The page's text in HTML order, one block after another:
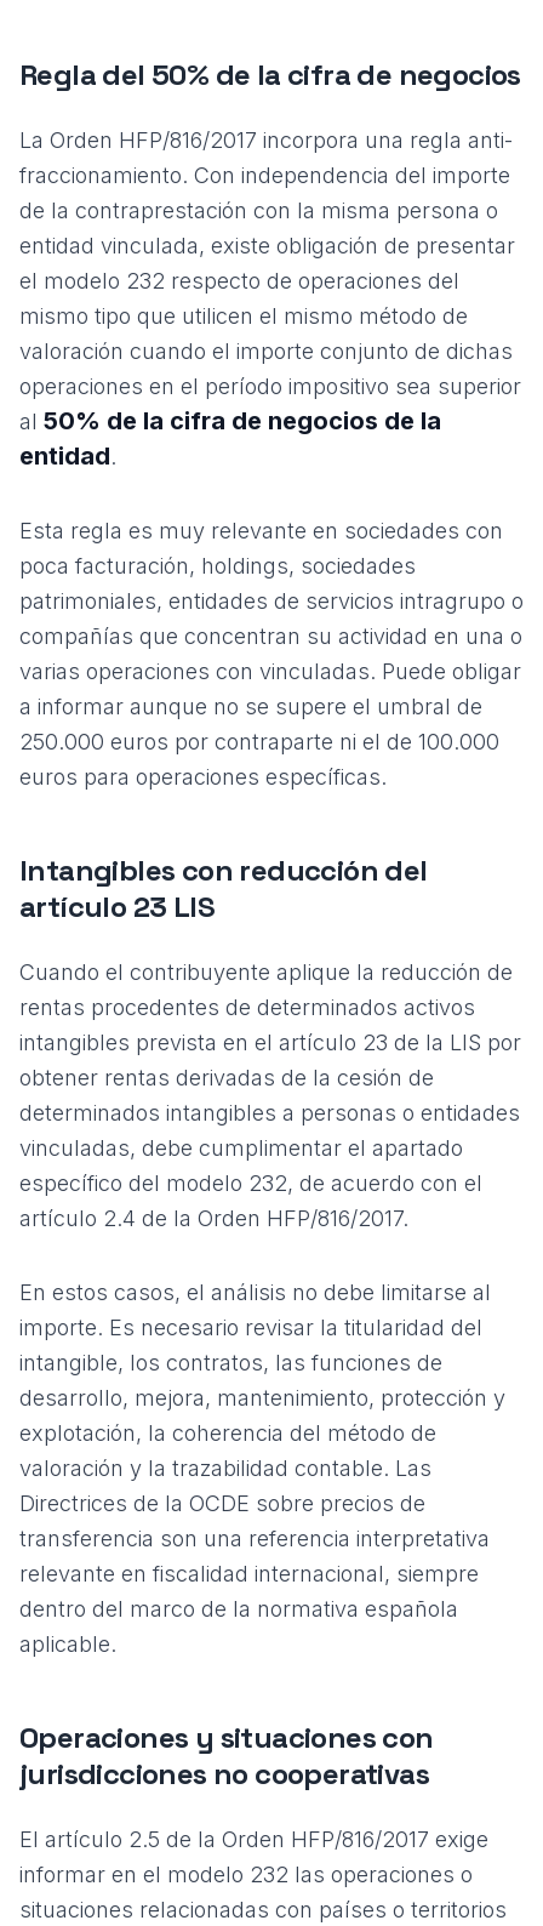
Regla del 50% de la cifra de negocios
La Orden HFP/816/2017 incorpora una regla anti-
fraccionamiento. Con independencia del importe
de la contraprestación con la misma persona o
entidad vinculada, existe obligación de presentar
el modelo 232 respecto de operaciones del
mismo tipo que utilicen el mismo método de
valoración cuando el importe conjunto de dichas
operaciones en el período impositivo sea superior
al 50% de la cifra de negocios de la
entidad.
Esta regla es muy relevante en sociedades con
poca facturación, holdings, sociedades
patrimoniales, entidades de servicios intragrupo o
compañías que concentran su actividad en una o
varias operaciones con vinculadas. Puede obligar
a informar aunque no se supere el umbral de
250.000 euros por contraparte ni el de 100.000
euros para operaciones específicas.
Intangibles con reducción del
artículo 23 LIS
Cuando el contribuyente aplique la reducción de
rentas procedentes de determinados activos
intangibles prevista en el artículo 23 de la LIS por
obtener rentas derivadas de la cesión de
determinados intangibles a personas o entidades
vinculadas, debe cumplimentar el apartado
específico del modelo 232, de acuerdo con el
artículo 2.4 de la Orden HFP/816/2017.
En estos casos, el análisis no debe limitarse al
importe. Es necesario revisar la titularidad del
intangible, los contratos, las funciones de
desarrollo, mejora, mantenimiento, protección y
explotación, la coherencia del método de
valoración y la trazabilidad contable. Las
Directrices de la OCDE sobre precios de
transferencia son una referencia interpretativa
relevante en fiscalidad internacional, siempre
dentro del marco de la normativa española
aplicable.
Operaciones y situaciones con
jurisdicciones no cooperativas
El artículo 2.5 de la Orden HFP/816/2017 exige
informar en el modelo 232 las operaciones o
situaciones relacionadas con países o territorios